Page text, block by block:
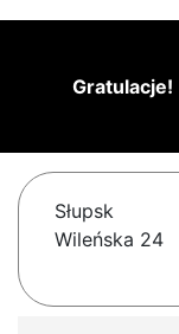
Gratulacje!
Słupsk
Wileńska 24